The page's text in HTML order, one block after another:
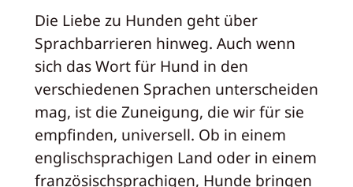
Die Liebe zu Hunden geht über
Sprachbarrieren hinweg. Auch wenn
sich das Wort für Hund in den
verschiedenen Sprachen unterscheiden
mag, ist die Zuneigung, die wir für sie
empfinden, universell. Ob in einem
englischsprachigen Land oder in einem
französischsprachigen, Hunde bringen